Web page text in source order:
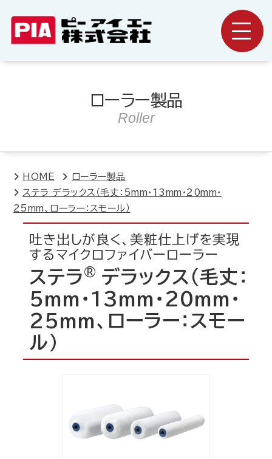
ローラー製品
Roller
HOME
ローラー製品
ステラ デラックス（毛丈：5mm・13mm・20mm・
25mm、ローラー：スモール）
吐き出しが良く、美粧仕上げを実現
するマイクロファイバーローラー
ステラ ®
デラックス（毛丈：
5mm・13mm・20mm・
25mm、ローラー：スモー
ル）